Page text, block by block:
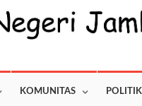
KOMUNITAS POLITIK